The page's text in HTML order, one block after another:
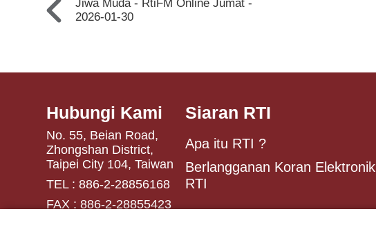
Jiwa Muda - RtiFM Online Jumat -
2026-01-30
Hubungi Kami
No. 55, Beian Road,
Zhongshan District,
Taipei City 104, Taiwan
TEL : 886-2-28856168
FAX : 886-2-28855423
Siaran RTI
Apa itu RTI ?
Berlangganan Koran Elektronik
RTI